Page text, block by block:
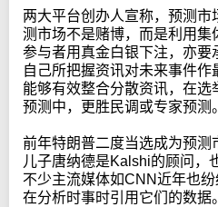
两大平台创办人宣称，预测市
测市场不是赌博，而是利用集
参与者用真金白银下注，亦要
自己所把握资讯对未来事件
能够有效整合分散资讯，在选
预测中，更胜民调或专家预测。
前年特朗普二度当选成为预测
儿子唐纳德是Kalshi的顾问，
不少主流媒体如CNN近年也纷
在分析时事时引用它们的数据